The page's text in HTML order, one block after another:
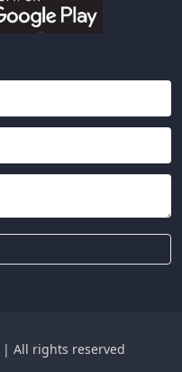
| All rights reserved